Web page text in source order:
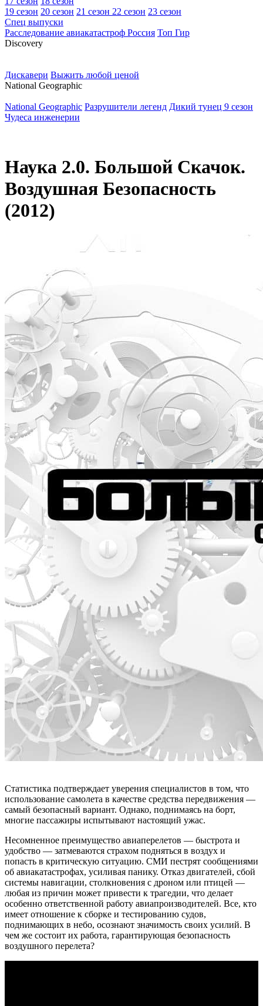
19 сезон 20 сезон 21 сезон 22 сезон 23 сезон
Спец выпуски
Расследование авиакатастроф Россия Топ Гир
Discovery
Дискавери Выжить любой ценой
National Geographic
National Geographic Разрушители легенд Дикий тунец 9 сезон
Чудеса инженерии
Наука 2.0. Большой Скачок.
Воздушная Безопасность
(2012)
Статистика подтверждает уверения специалистов в том, что
использование самолета в качестве средства передвижения —
самый безопасный вариант. Однако, поднимаясь на борт,
многие пассажиры испытывают настоящий ужас.
Несомненное преимущество авиаперелетов — быстрота и
удобство — затмеваются страхом подняться в воздух и
попасть в критическую ситуацию. СМИ пестрят сообщениями
об авиакатастрофах, усиливая панику. Отказ двигателей, сбой
системы навигации, столкновения с дроном или птицей —
любая из причин может привести к трагедии, что делает
особенно ответственной работу авиапроизводителей. Все, кто
имеет отношение к сборке и тестированию судов,
поднимающих в небо, осознают значимость своих усилий. В
чем же состоит их работа, гарантирующая безопасность
воздушного перелета?